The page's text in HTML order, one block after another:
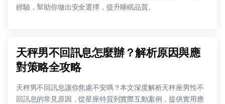
經驗，幫助你做出安全選擇，提升睡眠品質。
天秤男不回訊息怎麼辦？解析原因與應
對策略全攻略
天秤男不回訊息讓你焦慮不安嗎？本文深度解析天秤座男性不
回訊息的常見原因，從星座特質到實際互動案例，提供實用應